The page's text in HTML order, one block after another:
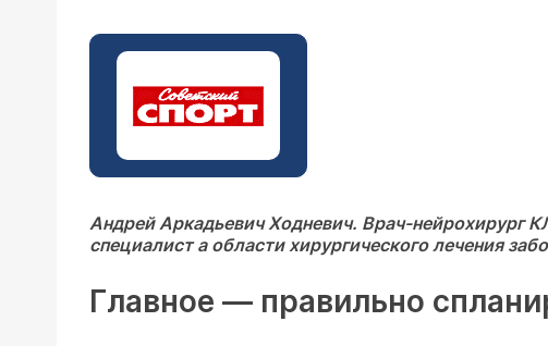
Андрей Аркадьевич Ходневич. Врач-нейрохирург
специалист а области хирургического лечения
Главное — правильно